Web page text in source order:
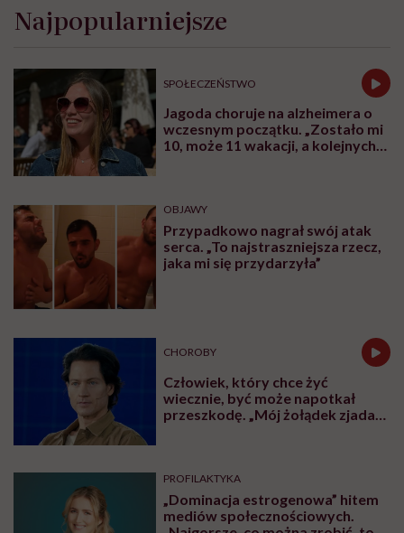
Najpopularniejsze
SPOŁECZEŃSTWO
Jagoda choruje na alzheimera o
wczesnym początku. „Zostało mi
10, może 11 wakacji, a kolejnych
OBJAWY
Przypadkowo nagrał swój atak
serca. „To najstraszniejsza rzecz,
jaka mi się przydarzyła”
CHOROBY
Człowiek, który chce żyć
wiecznie, być może napotkał
przeszkodę. „Mój żołądek zjada
PROFILAKTYKA
„Dominacja estrogenowa” hitem
mediów społecznościowych.